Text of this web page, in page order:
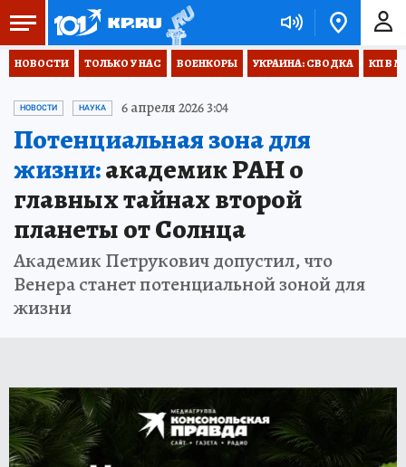
НОВОСТИ ТОЛЬКО У НАС ВОЕНКОРЫ УКРАИНА: СВОДКА КП В
НОВОСТИ НАУКА 6 апреля 2026 3:04
Потенциальная зона для
жизни:академик РАН о
главных тайнах второй
планеты от Солнца
Академик Петрукович допустил, что
Венера станет потенциальной зоной для
жизни